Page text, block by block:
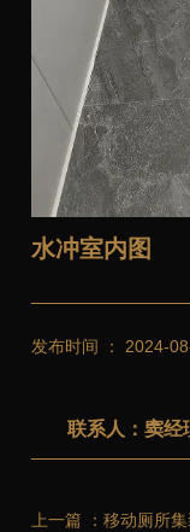
水冲室内图
发布时间 ： 2024-
联系人：窦经
上一篇 ： 移动厕所